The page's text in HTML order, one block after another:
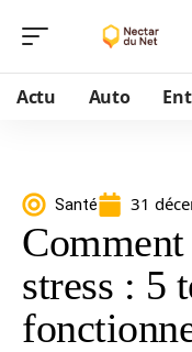
Actu Auto
Santé 31
stress : 5